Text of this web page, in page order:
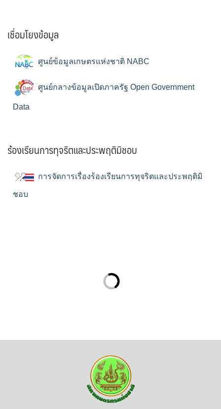
เชื่อมโยงข้อมูล
ศูนย์ข้อมูลเกษตรแห่งชาติ NABC
ศูนย์กลางข้อมูลเปิดภาครัฐ Open Government
Data
ร้องเรียนการทุจริตและประพฤติมิชอบ
การจัดการเรื่องร้องเรียนการทุจริตและประพฤติมิ
ชอบ